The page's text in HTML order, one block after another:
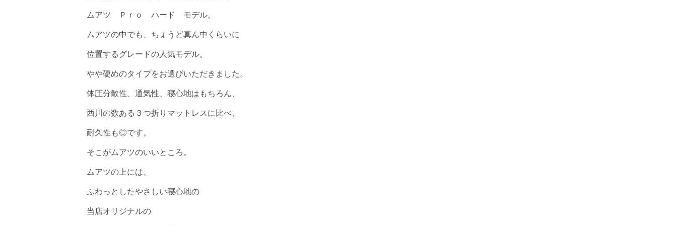
ムアツ Ｐｒｏ ハード モデル。
ムアツの中でも、ちょうど真ん中くらいに
位置するグレードの人気モデル。
やや硬めのタイプをお選びいただきました。
体圧分散性、通気性、寝心地はもちろん、
西川の数ある３つ折りマットレスに比べ、
耐久性も◎です。
そこがムアツのいいところ。
ムアツの上には、
ふわっとしたやさしい寝心地の
当店オリジナルの